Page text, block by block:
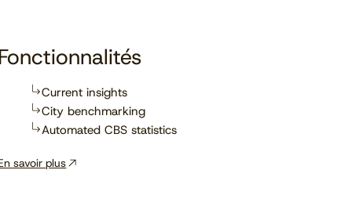
Current insights
City benchmarking
Automated CBS statistics
savoir plus